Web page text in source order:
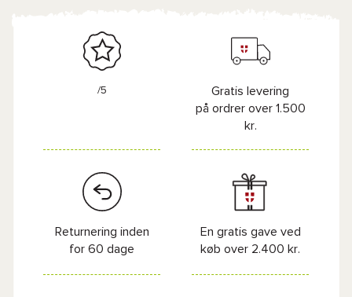
/5
Gratis levering
på ordrer over 1.500
kr.
Returnering inden
for 60 dage
En gratis gave ved
køb over 2.400 kr.